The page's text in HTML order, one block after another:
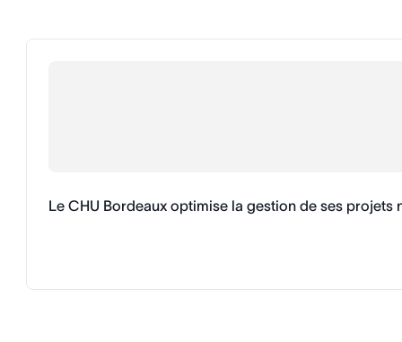
Le CHU Bordeaux optimise la gestion de ses projets